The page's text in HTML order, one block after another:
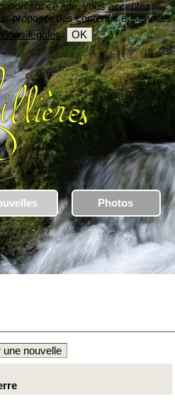
sur ce site, vous acceptez
proposer des contenus et services
légales. OK
Photos
une nouvelle